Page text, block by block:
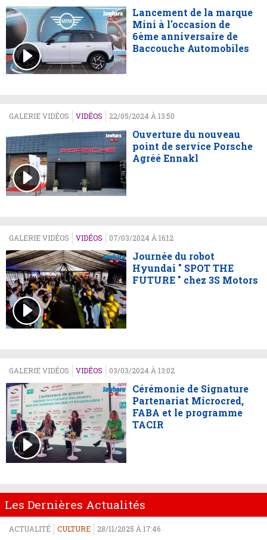
Lancement de la marque
Mini à l'occasion de
6ème anniversaire de
Baccouche Automobiles
GALERIE VIDÉOS VIDÉOS 22/05/2024 À 13:50
Ouverture du nouveau
point de service Porsche
Agréé Ennakl
GALERIE VIDÉOS VIDÉOS 07/03/2024 À 16:12
Journée du robot
Hyundai " SPOT THE
FUTURE " chez 3S Motors
GALERIE VIDÉOS VIDÉOS 03/03/2024 À 13:02
Cérémonie de Signature
Partenariat Microcred,
FABA et le programme
TACIR
Les Dernières Actualités
ACTUALITÉ CULTURE 28/11/2025 À 17:46